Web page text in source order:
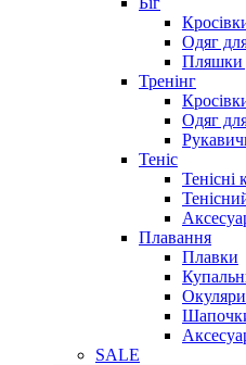
Одяг
Пляшки
Тренінг
Одяг
Теніс
Тенісні
Плавання
Плавки
SALE